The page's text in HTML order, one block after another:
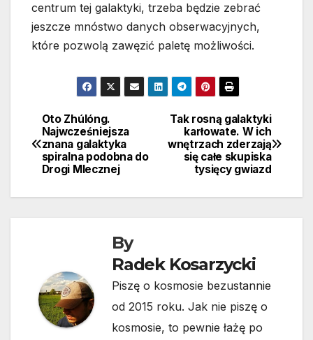
centrum tej galaktyki, trzeba będzie zebrać
jeszcze mnóstwo danych obserwacyjnych,
które pozwolą zawęzić paletę możliwości.
Nawigacja
wpisu
Tak rosną galaktyki
karłowate. W ich
wnętrzach zderzają
się całe skupiska
tysięcy gwiazd
Oto Zhúlóng.
Najwcześniejsza
znana galaktyka
spiralna podobna do
Drogi Mlecznej
By
Radek Kosarzycki
Piszę o kosmosie bezustannie
od 2015 roku. Jak nie piszę o
kosmosie, to pewnie łażę po